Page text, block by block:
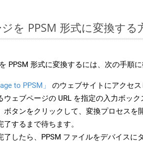
を PPSM 形式に変換する
PPSM 形式に変換するには、次の手順に
to PPSM」
のウェブサイトにアクセス
ウェブページの URL を指定の入力ボック
ボタンをクリックして、変換プロセスを
了するまで待ちます。
了したら、PPSM ファイルをデバイスに